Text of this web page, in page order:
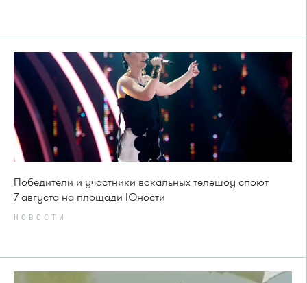
Победители и участники вокальных телешоу споют
7 августа на площади Юности
НОВОСТИ